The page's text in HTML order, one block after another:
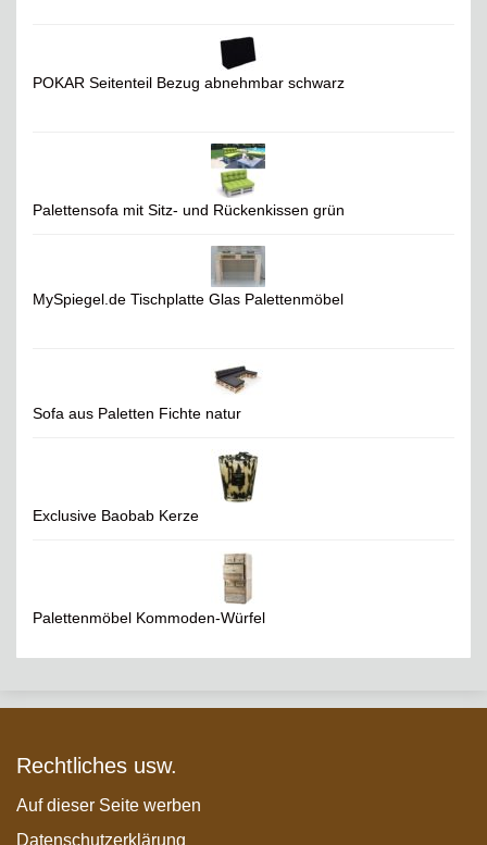
POKAR Seitenteil Bezug abnehmbar schwarz
Palettensofa mit Sitz- und Rückenkissen grün
MySpiegel.de Tischplatte Glas Palettenmöbel
Sofa aus Paletten Fichte natur
Exclusive Baobab Kerze
Palettenmöbel Kommoden-Würfel
Rechtliches usw.
Auf dieser Seite werben
Datenschutzerklärung